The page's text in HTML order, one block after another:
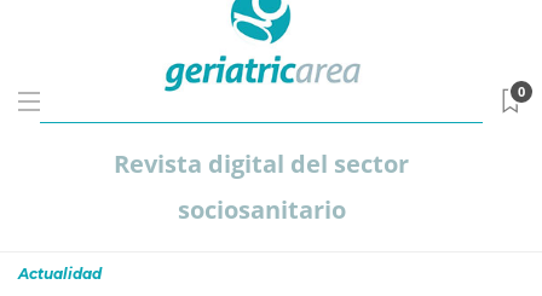
Revista digital del sector
sociosanitario
0
Actualidad